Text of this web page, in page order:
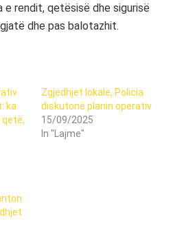
rendit, qetësisë dhe sigurisë
dhe pas balotazhit.
ka
qetë,
Zgjedhjet lokale, Policia
diskutonë planin operativ
15/09/2025
In "Lajme"